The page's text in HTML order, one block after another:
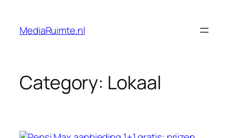
content
MediaRuimte.nl
Category: Lokaal